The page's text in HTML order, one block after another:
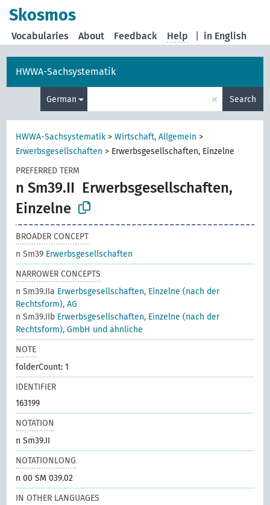
Skosmos
in English
Vocabularies About Feedback Help
HWWA-Sachsystematik
German × Search
HWWA-Sachsystematik >Wirtschaft, Allgemein >
Erwerbsgesellschaften > Erwerbsgesellschaften, Einzelne
PREFERRED TERM
n Sm39.II Erwerbsgesellschaften,
Einzelne
BROADER CONCEPT
n Sm39 Erwerbsgesellschaften
NARROWER CONCEPTS
n Sm39.IIa Erwerbsgesellschaften, Einzelne (nach der
Rechtsform), AG
n Sm39.IIb Erwerbsgesellschaften, Einzelne (nach der
Rechtsform), GmbH und ähnliche
NOTE
folderCount: 1
IDENTIFIER
163199
NOTATION
n Sm39.II
NOTATIONLONG
n 00 SM 039.02
IN OTHER LANGUAGES